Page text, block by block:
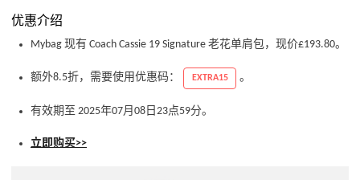
优惠介绍
Mybag 现有 Coach Cassie 19 Signature 老花单肩包，现价£193.80。
额外8.5折，需要使用优惠码： EXTRA15 。
有效期至 2025年07月08日23点59分。
立即购买>>